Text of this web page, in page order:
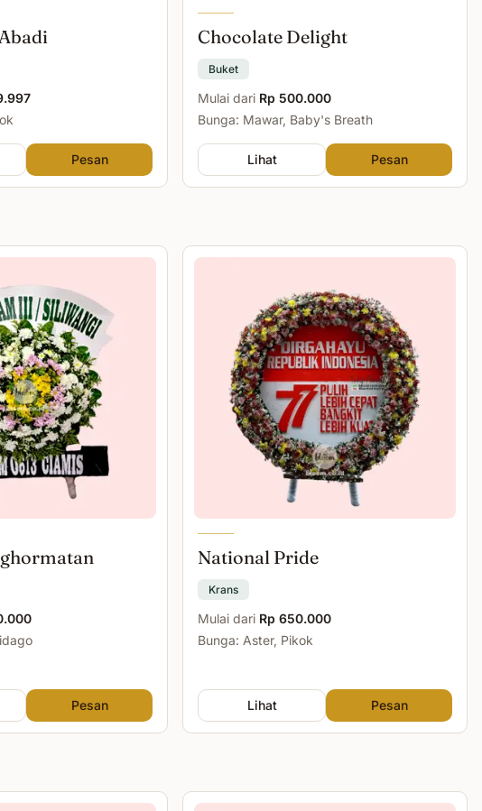
Pesan
Chocolate Delight
Buket
Mulai dari Rp 500.000
Bunga: Mawar, Baby's Breath
Lihat Pesan
Pesan
National Pride
Krans
Mulai dari Rp 650.000
Bunga: Aster, Pikok
Lihat Pesan